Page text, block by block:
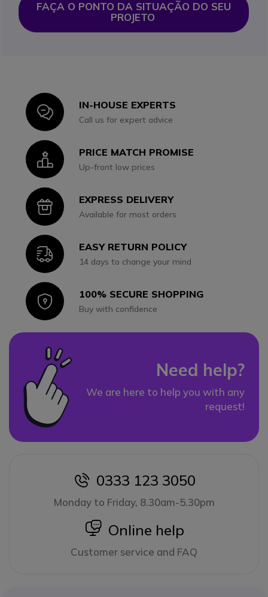
FAÇA O PONTO DA SITUAÇÃO DO SEU
PROJETO
IconIN-HOUSE EXPERTS
Call us for expert advice
IconPRICE MATCH PROMISE
Up-front low prices
IconEXPRESS DELIVERY
Available for most orders
IconEASY RETURN POLICY
14 days to change your mind
Icon100% SECURE SHOPPING
Buy with confidence
Need help?
We are here to help you with any
request!
icon
0333 123 3050
Monday to Friday, 8.30am-5.30pm
icon
Online help
Customer service and FAQ